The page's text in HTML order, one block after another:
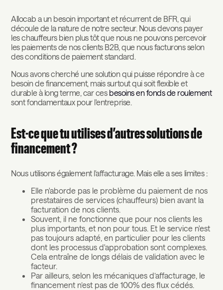
‍Allocab a un besoin important et récurrent de BFR, qui
découle de la nature de notre secteur. Nous devons payer
les chauffeurs bien plus tôt que nous ne pouvons percevoir
les paiements de nos clients B2B, que nous facturons selon
des conditions de paiement standard.
Nous avons cherché une solution qui puisse répondre à ce
besoin de financement, mais surtout qui soit flexible et
durable à long terme, car ces besoins en fonds de roulement
sont fondamentaux pour l'entreprise.
Est-ce que tu utilises d’autres solutions de
financement ?
‍Nous utilisons également l'affacturage. Mais elle a ses limites :
Elle n'aborde pas le problème du paiement de nos
prestataires de services (chauffeurs) bien avant la
facturation de nos clients.
Souvent, il ne fonctionne que pour nos clients les
plus importants, et non pour tous. Et le service n'est
pas toujours adapté, en particulier pour les clients
dont les processus d'approbation sont complexes.
Cela entraîne de longs délais de validation avec le
facteur.
Par ailleurs, selon les mécaniques d’affacturage, le
financement n’est pas de 100% des flux cédés.